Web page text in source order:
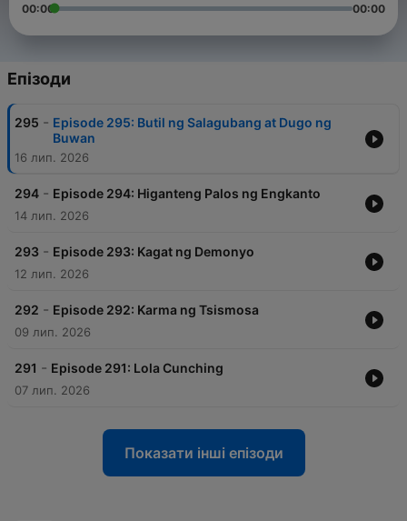
00:00 00:00
Епізоди
295 - Episode 295: Butil ng Salagubang at Dugo ng
Buwan
16 лип. 2026
294 - Episode 294: Higanteng Palos ng Engkanto
14 лип. 2026
293 - Episode 293: Kagat ng Demonyo
12 лип. 2026
292 - Episode 292: Karma ng Tsismosa
09 лип. 2026
291 - Episode 291: Lola Cunching
07 лип. 2026
Показати інші епізоди